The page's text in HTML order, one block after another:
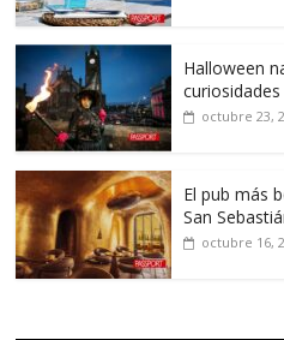
Halloween
curiosidades
octubre 23,
El pub más
San
octubre 16,